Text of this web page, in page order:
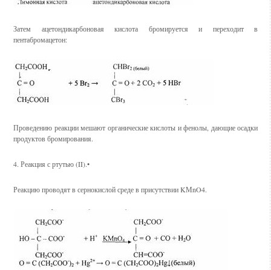
Затем ацетондикарбоновая кислота бромируется и переходит в
пентабромацетон:
Проведению реакции мешают органические кислоты и фенолы, дающие осадки
продуктов бромирования.
4. Реакция с ртутью (II).•
Реакцию проводят в сернокислой среде в присутствии KМnO4.